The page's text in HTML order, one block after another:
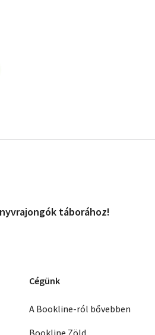
táborához!
Cégünk
A Bookline-ról bővebben
Bookline Zöld